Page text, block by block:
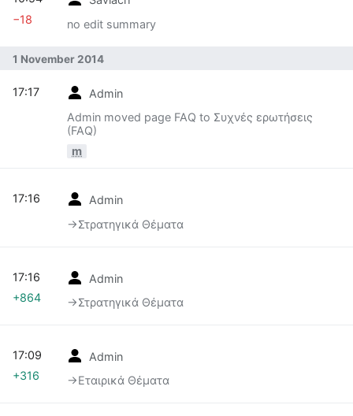
no edit summary
−18
1 November 2014
Admin
Admin moved page FAQ to Συχνές ερωτήσεις
(FAQ)
m
17:17
Admin
→‎Στρατηγικά Θέματα
17:16
Admin
→‎Στρατηγικά Θέματα
17:16
+864
Admin
→‎Εταιρικά Θέματα
17:09
+316